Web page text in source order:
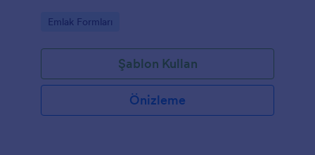
Go to Category:
Emlak Formları
Şablon Kullan
Önizleme